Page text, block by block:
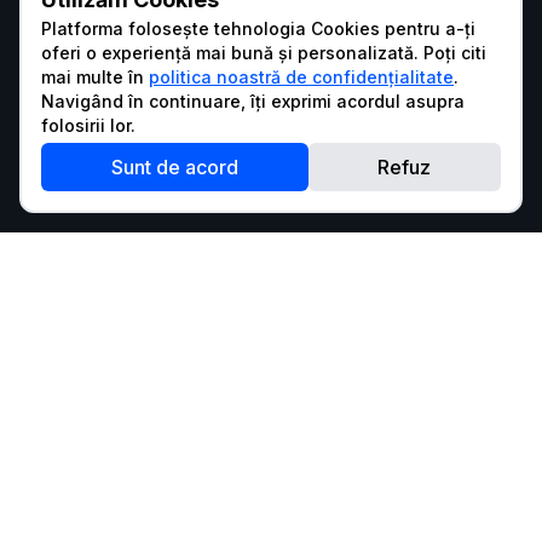
Platforma folosește tehnologia Cookies pentru a-ți
oferi o experiență mai bună și personalizată. Poți citi
mai multe în politica noastră de confidențialitate.
Navigând în continuare, îți exprimi acordul asupra
folosirii lor.
Sunt de acord Refuz